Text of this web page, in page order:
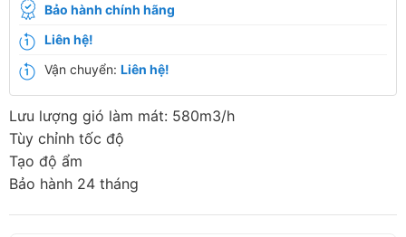
Bảo hành chính hãng
Liên hệ!
Vận chuyển: Liên hệ!
Lưu lượng gió làm mát: 580m3/h
Tùy chỉnh tốc độ
Tạo độ ẩm
Bảo hành 24 tháng